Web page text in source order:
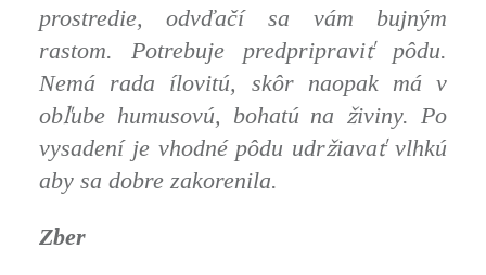
prostredie, odvďačí sa vám bujným
rastom. Potrebuje predpripraviťpôdu.
Nemá rada ílovitú, skôr naopak má v
obľube humusovú, bohatú na živiny. Po
vysadení je vhodné pôdu udržiavaťvlhkú
aby sa dobre zakorenila.
Zber